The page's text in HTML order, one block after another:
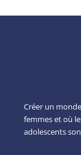
Créer un
femmes et où
adolescents